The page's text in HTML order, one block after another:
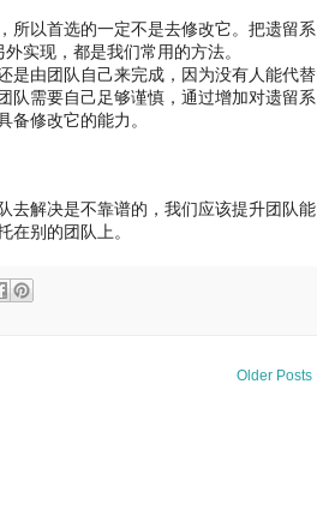
所以首选的一定不是去修改它。把遗留系
实现，都是我们常用的方法。
是由团队自己来完成，因为没有人能代替
队需要自己足够谨慎，通过增加对遗留系
修改它的能力。
去解决是不靠谱的，我们应该提升团队能
别的团队上。
Older Posts